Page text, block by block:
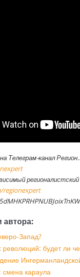
Телеграм-канал
regionexpert
автора:
Запад?
революций: будет ли
смена караула